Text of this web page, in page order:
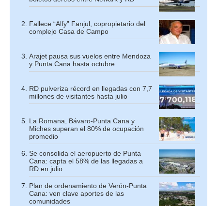
Fallece “Alfy” Fanjul, copropietario del
complejo Casa de Campo
Arajet pausa sus vuelos entre Mendoza
y Punta Cana hasta octubre
RD pulveriza récord en llegadas con 7,7
millones de visitantes hasta julio
La Romana, Bávaro-Punta Cana y
Miches superan el 80% de ocupación
promedio
Se consolida el aeropuerto de Punta
Cana: capta el 58% de las llegadas a
RD en julio
Plan de ordenamiento de Verón-Punta
Cana: ven clave aportes de las
comunidades